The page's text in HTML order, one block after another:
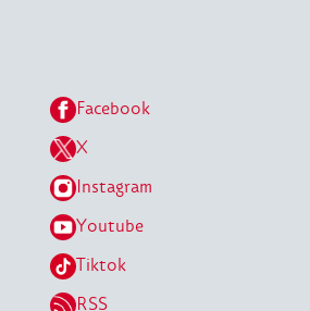
Facebook
X
Instagram
Youtube
Tiktok
RSS